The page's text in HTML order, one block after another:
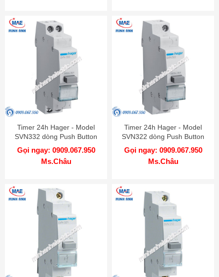
Timer 24h Hager - Model
SVN332 dòng Push Button
Gọi ngay: 0909.067.950
Ms.Châu
Timer 24h Hager - Model
SVN322 dòng Push Button
Gọi ngay: 0909.067.950
Ms.Châu